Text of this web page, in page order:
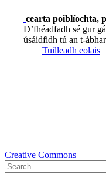
cearta poiblíochta,
D’fhéadfadh sé gur
úsáidfidh tú an t-
Tuilleadh eolais
Creative Commons